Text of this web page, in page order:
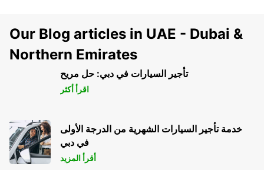
Our Blog articles in UAE - Dubai &
Northern Emirates
تأجير السيارات في دبي: حل مريح
اقرأ أكثر
خدمة تأجير السيارات الشهرية من الدرجة الأولى
في دبي
أقرأ المزيد